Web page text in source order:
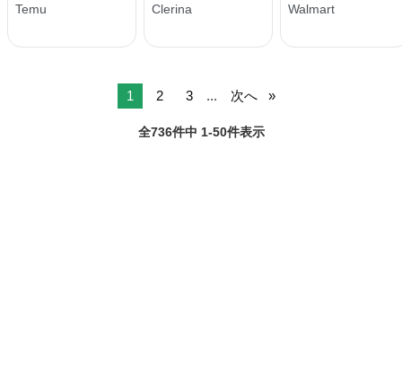
1 2 3 ... 次へ
全736件中 1-50件表示